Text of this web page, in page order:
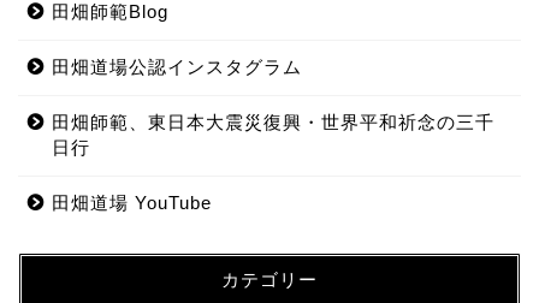
田畑師範Blog
田畑道場公認インスタグラム
田畑師範、東日本大震災復興・世界平和祈念の三千
日行
田畑道場 YouTube
カテゴリー